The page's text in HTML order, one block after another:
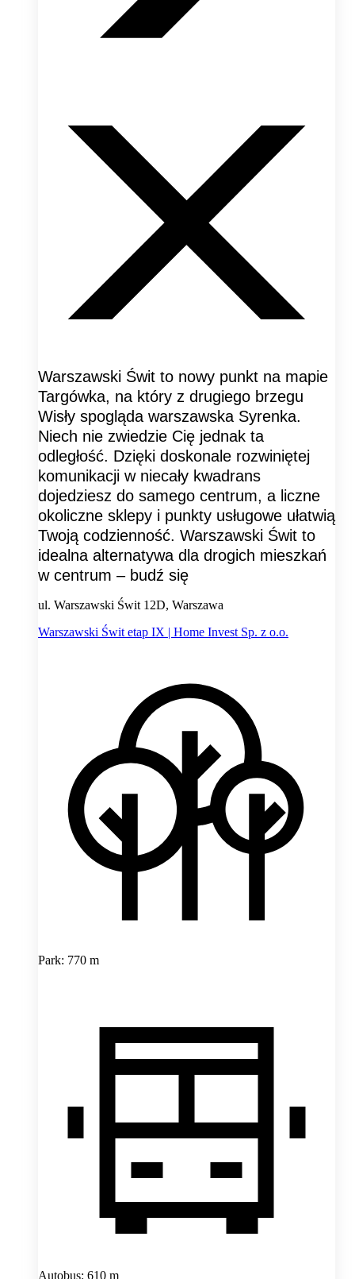
Warszawski Świt to nowy punkt na mapie
Targówka, na który z drugiego brzegu
Wisły spogląda warszawska Syrenka.
Niech nie zwiedzie Cię jednak ta
odległość. Dzięki doskonale rozwiniętej
komunikacji w niecały kwadrans
dojedziesz do samego centrum, a liczne
okoliczne sklepy i punkty usługowe ułatwią
Twoją codzienność. Warszawski Świt to
idealna alternatywa dla drogich mieszkań
w centrum – budź się
ul. Warszawski Świt 12D, Warszawa
Warszawski Świt etap IX | Home Invest Sp. z o.o.
Park: 770 m
Autobus: 610 m